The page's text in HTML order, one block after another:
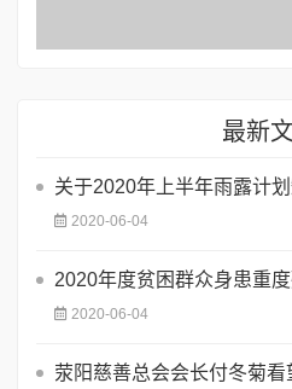
最新
关于2020年上半年雨露计
2020-06-04
2020年度贫困群众身患重
2020-06-04
荥阳慈善总会会长付冬菊看